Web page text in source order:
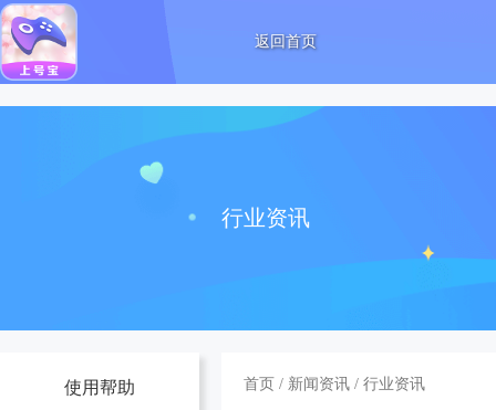
返回首页
行业资讯
使用帮助 首页 / 新闻资讯 / 行业资讯